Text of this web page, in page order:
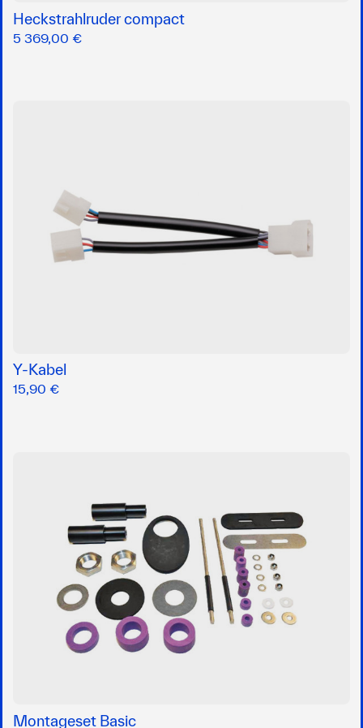
Heckstrahlruder compact
5 369,00 €
Y-Kabel
15,90 €
Montageset Basic